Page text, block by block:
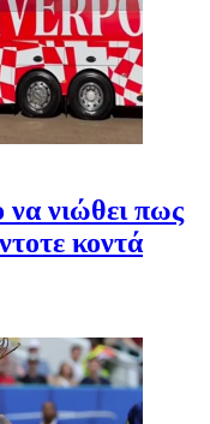
νιώθει πως
κοντά